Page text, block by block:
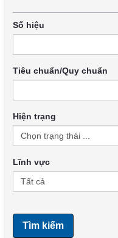
Số hiệu
Tiêu chuẩn/Quy chuẩn
Hiện trạng
Lĩnh vực
Tìm kiếm